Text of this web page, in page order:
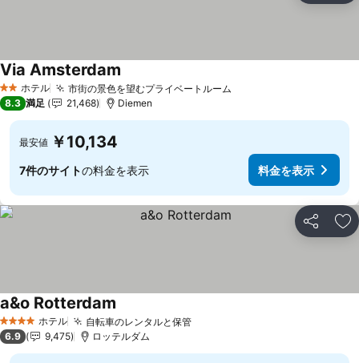
2 ホテルのランク
ホテル 市街の景色を望むプライベートルーム
Via Amsterdam
8.3 満足 21,468 Diemen
最安値 ￥10,134
7件のサイトの料金を表示 料金を表示
シェア お
4 ホテルのランク
ホテル 自転車のレンタルと保管
a&o Rotterdam
6.9 9,475 ロッテルダム